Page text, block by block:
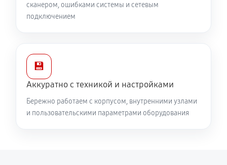
сканером, ошибками системы и сетевым
подключением
💾
Аккуратно с техникой и настройками
Бережно работаем с корпусом, внутренними узлами
и пользовательскими параметрами оборудования